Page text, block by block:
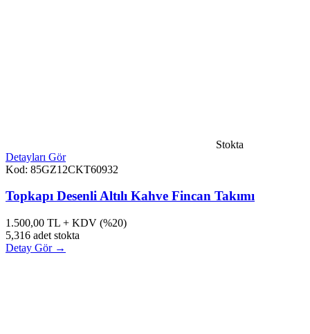
Stokta
Detayları Gör
Kod: 85GZ12CKT60932
Topkapı Desenli Altılı Kahve Fincan Takımı
1.500,00 TL + KDV (%20)
5,316 adet stokta
Detay Gör →